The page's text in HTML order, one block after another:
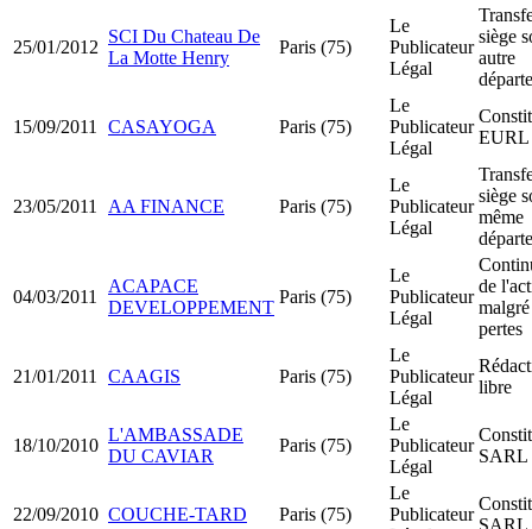
25/01/2012
SCI Du Chateau De
La Motte Henry
Paris (75)
Le
Publicateur
Légal
siège
autre
15/09/2011 CASAYOGA Paris (75)
Le
Publicateur
Légal
EURL
23/05/2011 AA FINANCE Paris (75)
Le
Publicateur
Légal
siège
même
04/03/2011
ACAPACE
DEVELOPPEMENT
Paris (75)
Le
Publicateur
Légal
de
pertes
21/01/2011 CAAGIS Paris (75)
Le
Publicateur
Légal
libre
18/10/2010
L'AMBASSADE
DU CAVIAR
Paris (75)
Le
Publicateur
Légal
SARL
22/09/2010 COUCHE-TARD Paris (75)
Le
Publicateur
SARL